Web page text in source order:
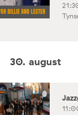
30. august